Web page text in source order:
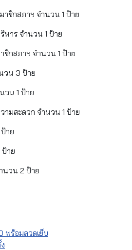
าชิกสภาฯ จำนวน 1 ป้าย
หาร จำนวน 1 ป้าย
ชิกสภาฯ จำนวน 1 ป้าย
วน 3 ป้าย
วน 1 ป้าย
ามสะดวก จำนวน 1 ป้าย
าย
ป้าย
นวน 2 ป้าย
พร้อมลวดเย็บ